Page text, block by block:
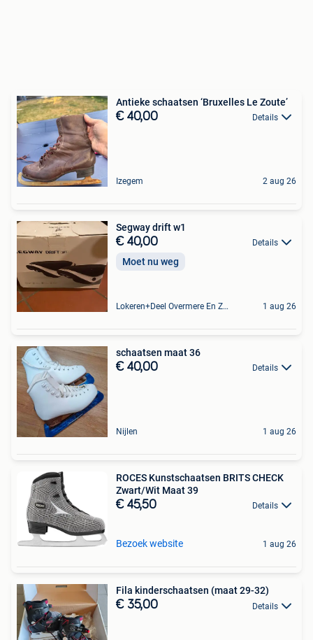
Antieke schaatsen ‘Bruxelles Le Zoute’
€ 40,00 Details
Izegem 2 aug 26
Segway drift w1
€ 40,00 Details
Moet nu weg
Lokeren+Deel Overmere En Zele 1 aug 26
schaatsen maat 36
€ 40,00 Details
Nijlen 1 aug 26
ROCES Kunstschaatsen BRITS CHECK
Zwart/Wit Maat 39
€ 45,50 Details
Bezoek website 1 aug 26
Fila kinderschaatsen (maat 29-32)
€ 35,00 Details